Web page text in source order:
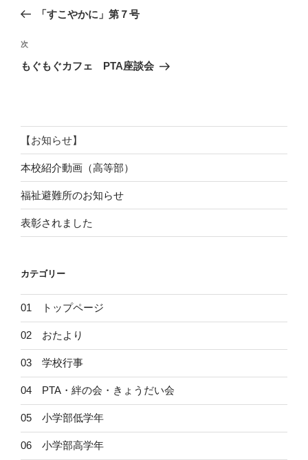
ナ
ビ
ゲ
ン
の
稿
「すこやかに」第７号
次
の
次
もぐもぐカフェ PTA座談会
【お知らせ】
本校紹介動画（高等部）
福祉避難所のお知らせ
表彰されました
カテゴリー
01 トップページ
02 おたより
03 学校行事
04 PTA・絆の会・きょうだい会
05 小学部低学年
06 小学部高学年